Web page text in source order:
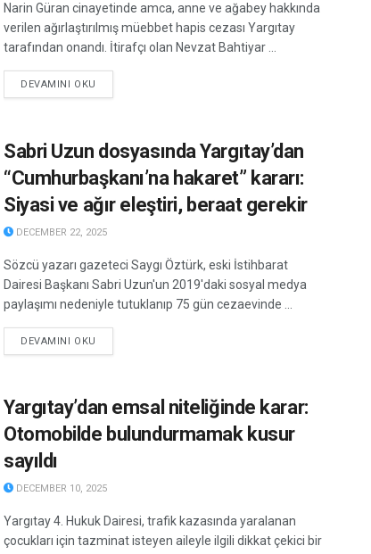
Narin Güran cinayetinde amca, anne ve ağabey hakkında
verilen ağırlaştırılmış müebbet hapis cezası Yargıtay
tarafından onandı. İtirafçı olan Nevzat Bahtiyar ...
DEVAMINI OKU
Sabri Uzun dosyasında Yargıtay’dan
“Cumhurbaşkanı’na hakaret” kararı:
Siyasi ve ağır eleştiri, beraat gerekir
DECEMBER 22, 2025
Sözcü yazarı gazeteci Saygı Öztürk, eski İstihbarat
Dairesi Başkanı Sabri Uzun'un 2019'daki sosyal medya
paylaşımı nedeniyle tutuklanıp 75 gün cezaevinde ...
DEVAMINI OKU
Yargıtay’dan emsal niteliğinde karar:
Otomobilde bulundurmamak kusur
sayıldı
DECEMBER 10, 2025
Yargıtay 4. Hukuk Dairesi, trafik kazasında yaralanan
çocukları için tazminat isteyen aileyle ilgili dikkat çekici bir